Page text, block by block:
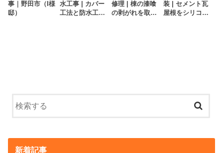
事｜野田市（I様
邸）
水工事 | カバー
工法と防水工事
修理 | 棟の漆喰
の剥がれを取り
装 | セメント瓦
屋根をシリコン
新着記事